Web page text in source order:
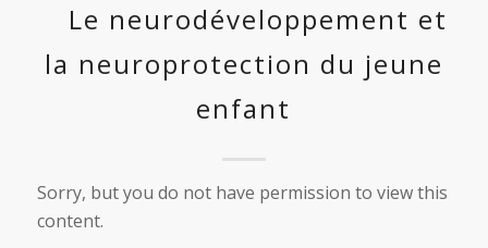
Le neurodéveloppement et
la neuroprotection du jeune
enfant
Sorry, but you do not have permission to view this
content.